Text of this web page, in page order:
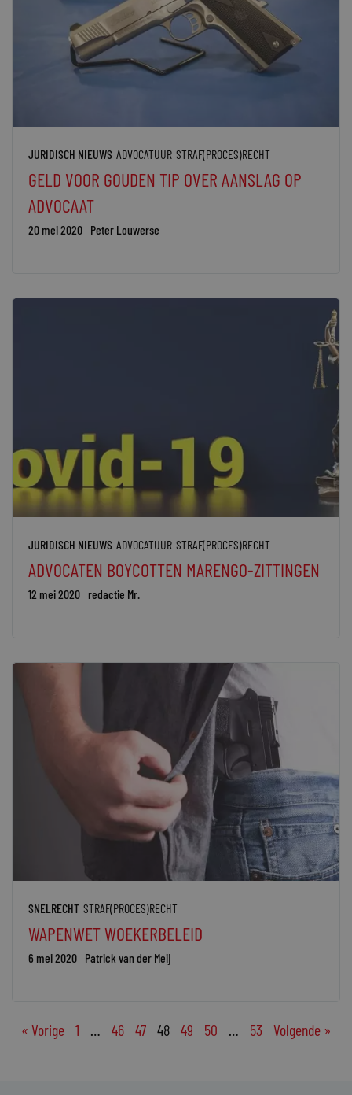
JURIDISCH NIEUWS ADVOCATUUR STRAF(PROCES)RECHT
GELD VOOR GOUDEN TIP OVER AANSLAG OP
ADVOCAAT
20 mei 2020 Peter Louwerse
JURIDISCH NIEUWS ADVOCATUUR STRAF(PROCES)RECHT
ADVOCATEN BOYCOTTEN MARENGO-ZITTINGEN
12 mei 2020 redactie Mr.
SNELRECHT STRAF(PROCES)RECHT
WAPENWET WOEKERBELEID
6 mei 2020 Patrick van der Meij
« Vorige 1 … 46 47 48 49 50 … 53 Volgende »